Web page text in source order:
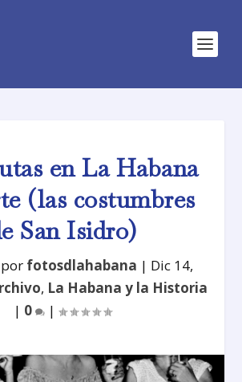
en La Habana
(las costumbres
San Isidro)
fotosdlahabana | Dic 14,
, La Habana y la Historia
| 0 |